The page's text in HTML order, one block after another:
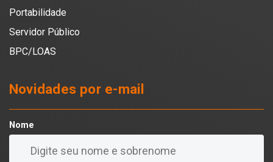
Portabilidade
Servidor Público
BPC/LOAS
Novidades por e-mail
Nome